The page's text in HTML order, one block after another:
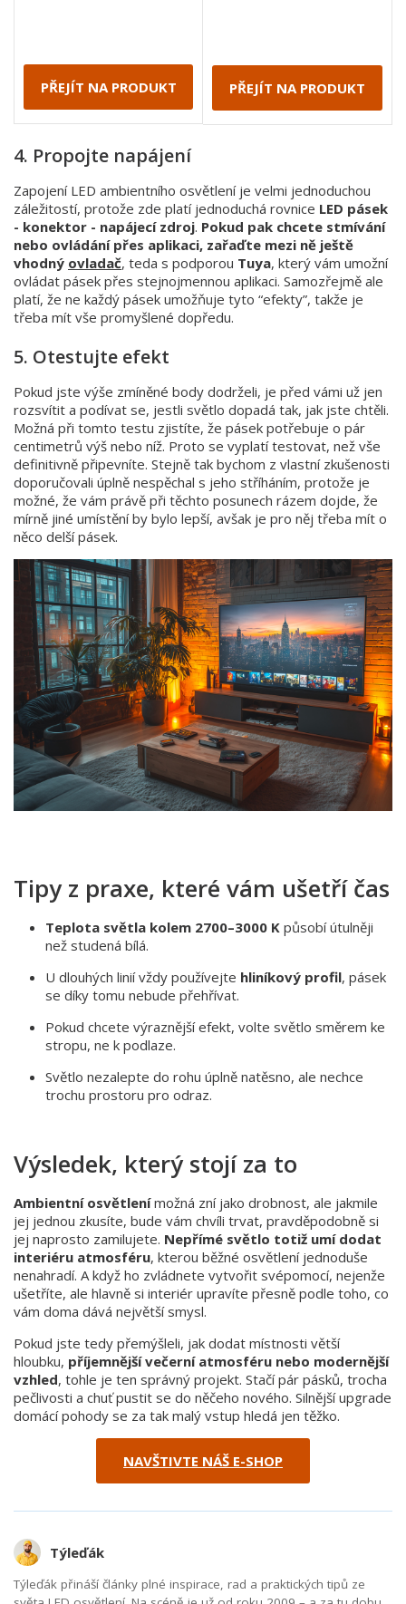
PŘEJÍT NA PRODUKT PŘEJÍT NA PRODUKT
4. Propojte napájení
Zapojení LED ambientního osvětlení je velmi jednoduchou
záležitostí, protože zde platí jednoduchá rovnice LED pásek
- konektor - napájecí zdroj. Pokud pak chcete stmívání
nebo ovládání přes aplikaci, zařaďte mezi ně ještě
vhodný ovladač, teda s podporou Tuya, který vám umožní
ovládat pásek přes stejnojmennou aplikaci. Samozřejmě ale
platí, že ne každý pásek umožňuje tyto “efekty”, takže je
třeba mít vše promyšlené dopředu.
5. Otestujte efekt
Pokud jste výše zmíněné body dodrželi, je před vámi už jen
rozsvítit a podívat se, jestli světlo dopadá tak, jak jste chtěli.
Možná při tomto testu zjistíte, že pásek potřebuje o pár
centimetrů výš nebo níž. Proto se vyplatí testovat, než vše
definitivně připevníte. Stejně tak bychom z vlastní zkušenosti
doporučovali úplně nespěchal s jeho stříháním, protože je
možné, že vám právě při těchto posunech rázem dojde, že
mírně jiné umístění by bylo lepší, avšak je pro něj třeba mít o
něco delší pásek.
Tipy z praxe, které vám ušetří čas
Teplota světla kolem 2700–3000 K působí útulněji
než studená bílá.
U dlouhých linií vždy používejte hliníkový profil, pásek
se díky tomu nebude přehřívat.
Pokud chcete výraznější efekt, volte světlo směrem ke
stropu, ne k podlaze.
Světlo nezalepte do rohu úplně natěsno, ale nechce
trochu prostoru pro odraz.
Výsledek, který stojí za to
Ambientní osvětlenímožná zní jako drobnost, ale jakmile
jej jednou zkusíte, bude vám chvíli trvat, pravděpodobně si
jej naprosto zamilujete. Nepřímé světlo totiž umí dodat
interiéru atmosféru, kterou běžné osvětlení jednoduše
nenahradí. A když ho zvládnete vytvořit svépomocí, nejenže
ušetříte, ale hlavně si interiér upravíte přesně podle toho, co
vám doma dává největší smysl.
Pokud jste tedy přemýšleli, jak dodat místnosti větší
hloubku, příjemnější večerní atmosféru nebo modernější
vzhled, tohle je ten správný projekt. Stačí pár pásků, trocha
pečlivosti a chuť pustit se do něčeho nového. Silnější upgrade
domácí pohody se za tak malý vstup hledá jen těžko.
NAVŠTIVTE NÁŠ E-SHOP
Týleďák
Týleďák přináší články plné inspirace, rad a praktických tipů ze